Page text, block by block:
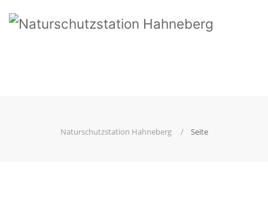
Naturschutzstation Hahneberg Seite